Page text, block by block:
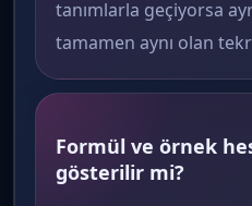
tanımlarla geçiyorsa
tamamen aynı olan
Formül ve örnek
gösterilir mi?